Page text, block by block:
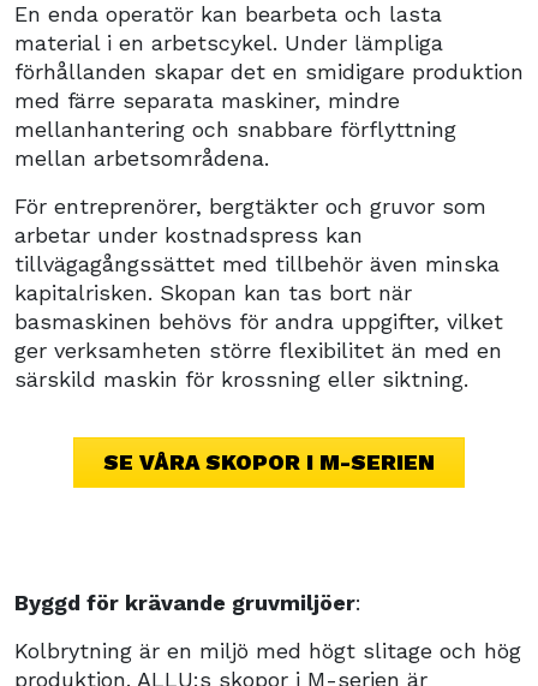
En enda operatör kan bearbeta och lasta
material i en arbetscykel. Under lämpliga
förhållanden skapar det en smidigare produktion
med färre separata maskiner, mindre
mellanhantering och snabbare förflyttning
mellan arbetsområdena.
För entreprenörer, bergtäkter och gruvor som
arbetar under kostnadspress kan
tillvägagångssättet med tillbehör även minska
kapitalrisken. Skopan kan tas bort när
basmaskinen behövs för andra uppgifter, vilket
ger verksamheten större flexibilitet än med en
särskild maskin för krossning eller siktning.
SE VÅRA SKOPOR I M-SERIEN
Byggd för krävande gruvmiljöer:
Kolbrytning är en miljö med högt slitage och hög
produktion. ALLU:s skopor i M-serien är